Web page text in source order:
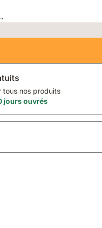
tous nos produits
jours ouvrés